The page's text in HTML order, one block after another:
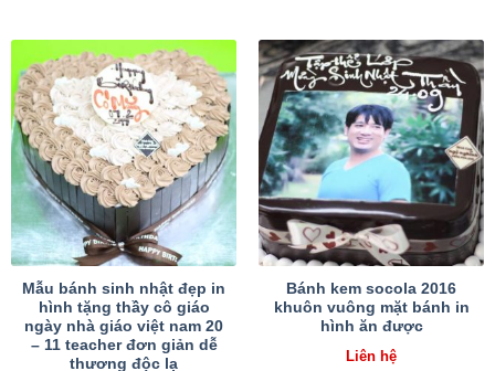
Mẫu bánh sinh nhật đẹp in
hình tặng thầy cô giáo
ngày nhà giáo việt nam 20
– 11 teacher đơn giản dễ
thương độc lạ
Bánh kem socola 2016
khuôn vuông mặt bánh in
hình ăn được
Liên hệ